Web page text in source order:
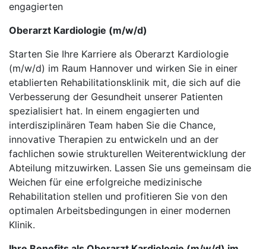
engagierten
Oberarzt Kardiologie (m/w/d)
Starten Sie Ihre Karriere als Oberarzt Kardiologie
(m/w/d) im Raum Hannover und wirken Sie in einer
etablierten Rehabilitationsklinik mit, die sich auf die
Verbesserung der Gesundheit unserer Patienten
spezialisiert hat. In einem engagierten und
interdisziplinären Team haben Sie die Chance,
innovative Therapien zu entwickeln und an der
fachlichen sowie strukturellen Weiterentwicklung der
Abteilung mitzuwirken. Lassen Sie uns gemeinsam die
Weichen für eine erfolgreiche medizinische
Rehabilitation stellen und profitieren Sie von den
optimalen Arbeitsbedingungen in einer modernen
Klinik.